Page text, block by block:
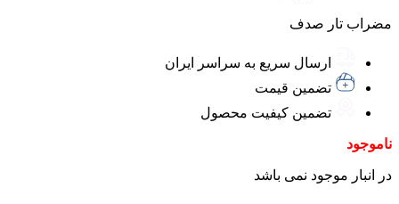
مضراب تار صدف
ارسال سریع به سراسر ایران
تضمین قیمت
تضمین کیفیت محصول
ناموجود
در انبار موجود نمی باشد